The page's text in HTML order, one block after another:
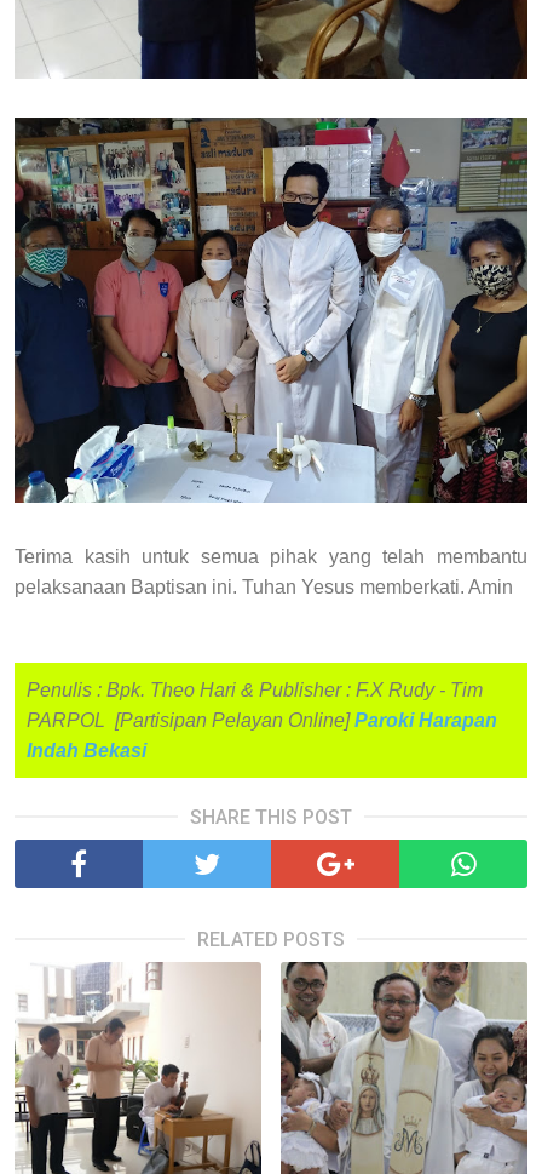
Terima kasih untuk semua pihak yang telah membantu
pelaksanaan Baptisan ini. Tuhan Yesus memberkati. Amin
Penulis : Bpk. Theo Hari & Publisher : F.X Rudy - Tim
PARPOL [Partisipan Pelayan Online]Paroki Harapan
Indah Bekasi
SHARE THIS POST
RELATED POSTS